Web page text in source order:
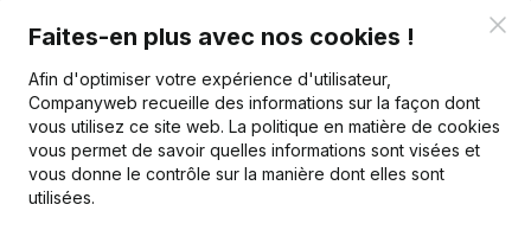
Faites-en plus avec nos cookies !
Afin d'optimiser votre expérience d'utilisateur,
Companyweb recueille des informations sur la façon dont
vous utilisez ce site web. La politique en matière de cookies
vous permet de savoir quelles informations sont visées et
vous donne le contrôle sur la manière dont elles sont
utilisées.
Français
Kantorenpark Everest
Produit
Informations d’entreprise
Monitoring
Recherche internationale